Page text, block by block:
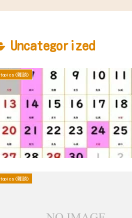
Uncategorized
topics(雑談)
topics(雑談)